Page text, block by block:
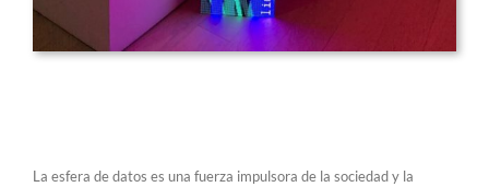
La esfera de datos es una fuerza impulsora de la sociedad y la